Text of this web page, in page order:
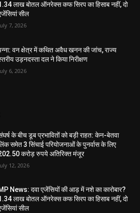
लाख बोतल ऑनरेक्स कफ सिरप का हिसाब नहीं, दो
सील
7, 2026
वन क्षेत्र में कथित अवैध खनन की जांच, राज्य
उड़नदस्ता दल ने किया निरीक्षण
6, 2026
के बीच डूब प्रभावितों को बड़ी राहत: केन-बेतवा
समेत 3 सिंचाई परियोजनाओं के पुनर्वास के लिए
करोड़ रुपये अतिरिक्त मंजूर
12, 2026
News: दवा एजेंसियों की आड़ में नशे का कारोबार?
लाख बोतल ऑनरेक्स कफ सिरप का हिसाब नहीं, दो
सील